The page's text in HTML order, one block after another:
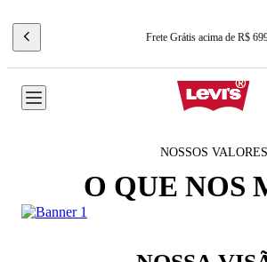
Frete Grátis acima de R$
NOSSOS VALORES
O QUE NOS